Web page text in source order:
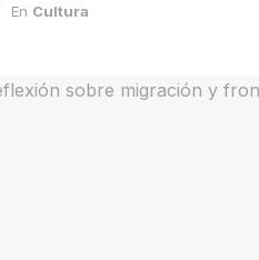
En Cultura